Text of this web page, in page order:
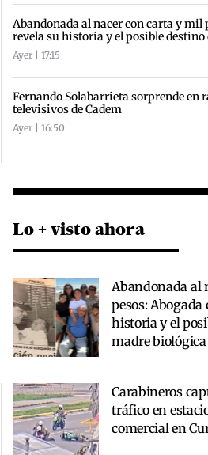
Abandonada al nacer con carta y mil
revela su historia y el posible
Ayer | 17:15
Fernando Solabarrieta sorprende en
televisivos de Cadem
Ayer | 16:50
Lo + visto ahora
Abandonada al
pesos:
historia y el
madre biológica
Carabineros
tráfico en
comercial en